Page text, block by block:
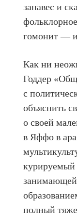
занавес и
гомонит —
Как ни
Годдер
с
объяснить
о своей
в Яффо в
курируемый
полный